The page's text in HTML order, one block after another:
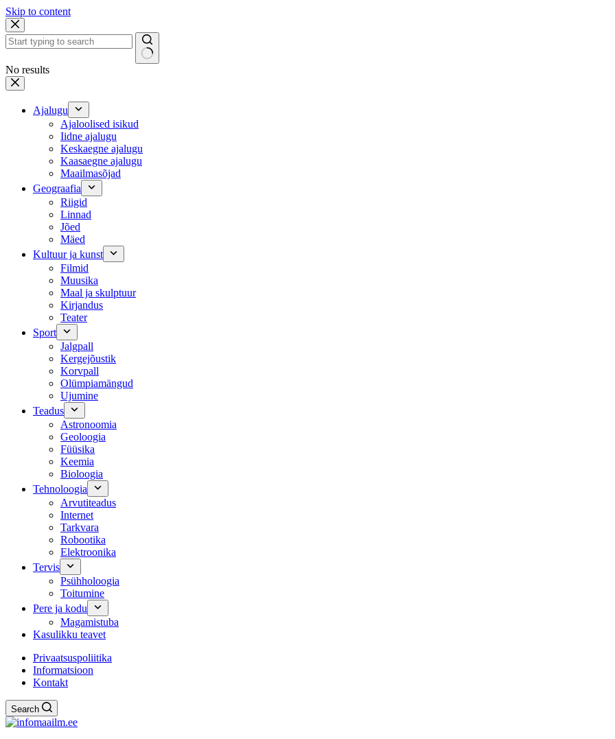
Skip to content
No results
Ajalugu
Ajaloolised isikud
Iidne ajalugu
Keskaegne ajalugu
Kaasaegne ajalugu
Maailmasõjad
Geograafia
Riigid
Linnad
Jõed
Mäed
Kultuur ja kunst
Filmid
Muusika
Maal ja skulptuur
Kirjandus
Teater
Sport
Jalgpall
Kergejõustik
Korvpall
Olümpiamängud
Ujumine
Teadus
Astronoomia
Geoloogia
Füüsika
Keemia
Bioloogia
Tehnoloogia
Arvutiteadus
Internet
Tarkvara
Robootika
Elektroonika
Tervis
Psühholoogia
Toitumine
Pere ja kodu
Magamistuba
Kasulikku teavet
Privaatsuspoliitika
Informatsioon
Kontakt
Search